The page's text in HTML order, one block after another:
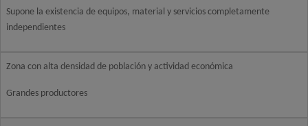
Supone la existencia de equipos, material y servicios completamente
independientes
Zona con alta densidad de población y actividad económica
Grandes productores